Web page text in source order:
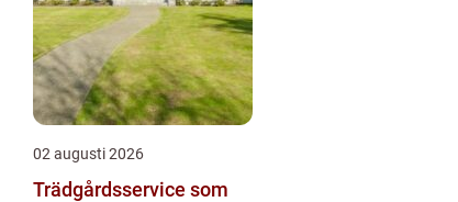
02 augusti 2026
Trädgårdsservice som